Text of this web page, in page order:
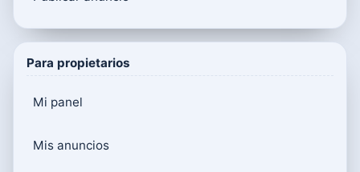
Para propietarios
Mi panel
Mis anuncios